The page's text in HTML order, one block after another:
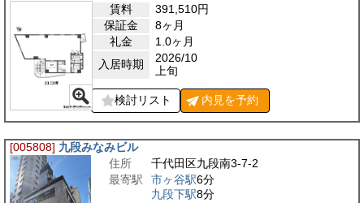
賃料
391,510円
保証金
8ヶ月
礼金
1.0ヶ月
入居時期
2026/10
上旬
検討リスト 内見を予約
[005808] 九段みなみビル
住所
千代田区九段南3-7-2
最寄駅
市ヶ谷駅6分
九段下駅8分